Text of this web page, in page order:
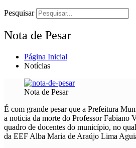
Pesquisar
Nota de Pesar
Página Inicial
Notícias
Nota de Pesar
É com grande pesar que a Prefeitura
a noticia da morte do Professor Fabiano
quadro de docentes do município, no
da EEF Alba Maria de Araújo Lima